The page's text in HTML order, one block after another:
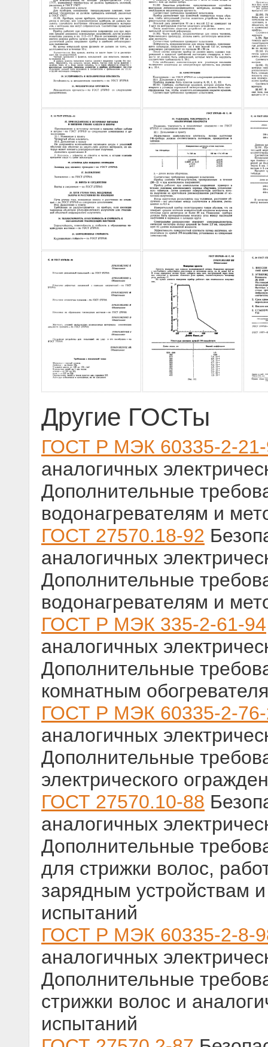
Другие ГОСТы
ГОСТ Р МЭК 60335-2-
аналогичных
Дополнительные
водонагревателям и
ГОСТ 27570.18-92
аналогичных
Дополнительные
водонагревателям и
ГОСТ Р МЭК 335-2-61-94
аналогичных
Дополнительные
комнатным
ГОСТ Р МЭК 60335-2-
аналогичных
Дополнительные
электрического
ГОСТ 27570.10-88
аналогичных
Дополнительные
для стрижки волос,
зарядным устройствам
испытаний
ГОСТ Р МЭК 60335-2-8-
аналогичных
Дополнительные
стрижки волос и
испытаний